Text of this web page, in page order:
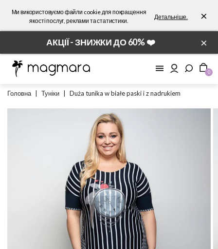
Ми використовуємо файли cookie для покращення
якості послуг, реклами та статистики.
Детальніше. ×
АКЦІЇ - ЗНИЖКИ ДО 60% ❤️ ×
0
Головна Туніки Duża tunika w białe paski i z nadrukiem